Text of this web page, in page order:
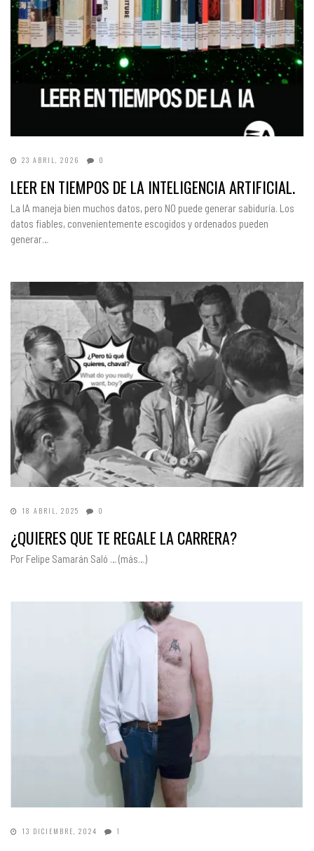
23 ABRIL, 2026 0
LEER EN TIEMPOS DE LA INTELIGENCIA ARTIFICIAL.
La IA maneja bien muchos datos, pero NO puede generar sabiduría. Los
datos fiables, convenientemente escogidos y ordenados pueden
generar…
18 ABRIL, 2025 0
¿QUIERES QUE TE REGALE LA CARRERA?
Por Felipe Samarán Saló … (más…)
13 DICIEMBRE, 2024 1